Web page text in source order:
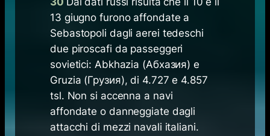
13 giugno furono affondate a
Sebastopoli dagli aerei tedeschi
due piroscafi da passeggeri
sovietici: Abkhazia (Абхазия) e
Gruzia (Грузия), di 4.727 e 4.857
tsl. Non si accenna a navi
affondate o danneggiate dagli
attacchi di mezzi navali italiani.